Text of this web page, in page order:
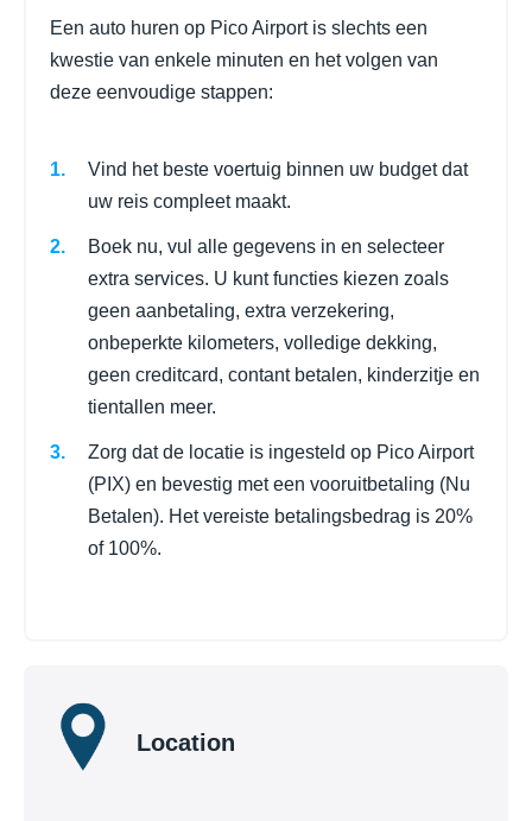
Een auto huren op Pico Airport is slechts een
kwestie van enkele minuten en het volgen van
deze eenvoudige stappen:
Vind het beste voertuig binnen uw budget dat
uw reis compleet maakt.
Boek nu, vul alle gegevens in en selecteer
extra services. U kunt functies kiezen zoals
geen aanbetaling, extra verzekering,
onbeperkte kilometers, volledige dekking,
geen creditcard, contant betalen, kinderzitje en
tientallen meer.
Zorg dat de locatie is ingesteld op Pico Airport
(PIX) en bevestig met een vooruitbetaling (Nu
Betalen). Het vereiste betalingsbedrag is 20%
of 100%.
Location